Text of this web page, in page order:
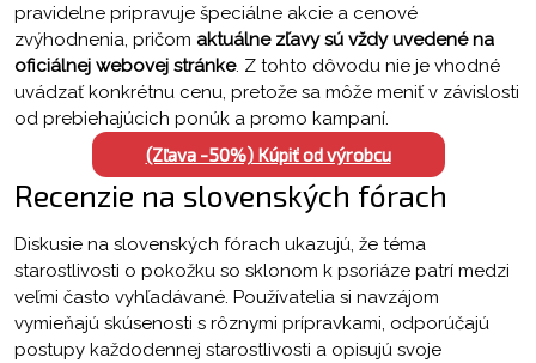
pravidelne pripravuje špeciálne akcie a cenové
zvýhodnenia, pričom aktuálne zľavy sú vždy uvedené na
oficiálnej webovej stránke. Z tohto dôvodu nie je vhodné
uvádzať konkrétnu cenu, pretože sa môže meniť v závislosti
od prebiehajúcich ponúk a promo kampaní.
(Zľava -50%) Kúpiť od výrobcu
Recenzie na slovenských fórach
Diskusie na slovenských fórach ukazujú, že téma
starostlivosti o pokožku so sklonom k psoriáze patrí medzi
veľmi často vyhľadávané. Používatelia si navzájom
vymieňajú skúsenosti s rôznymi prípravkami, odporúčajú
postupy každodennej starostlivosti a opisujú svoje